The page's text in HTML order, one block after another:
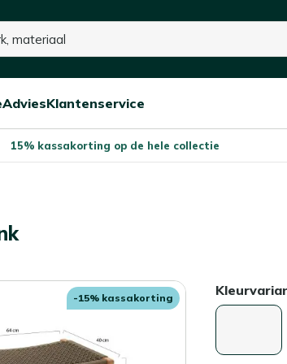
Open/sluit
Advies
Open/sluit
Klantenservice
15% kassakorting op de hele collectie
-15% kassakorting